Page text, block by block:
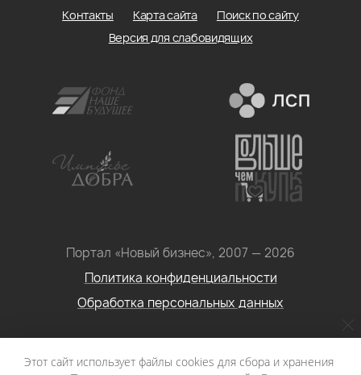
Портал «Новый бизнес», 2007 — 2026
Политика конфиденциальности
Обработка персональных данных
Контакты Карта сайта
Поиск по сайту
Версия для слабовидящих
Условия использования информации с сайта: Материалы
Этот сайт использует файлы cookies для сбора и хранения